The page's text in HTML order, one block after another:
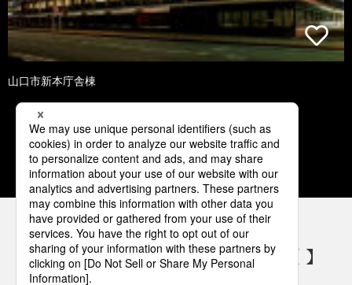
山口市新本庁舎棟
1 2 3 4 5
パナソニックの電気設備 SNSアカウント